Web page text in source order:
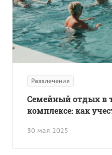
Развлечения
30 мая 2025
Семейный отдых в
комплексе: как